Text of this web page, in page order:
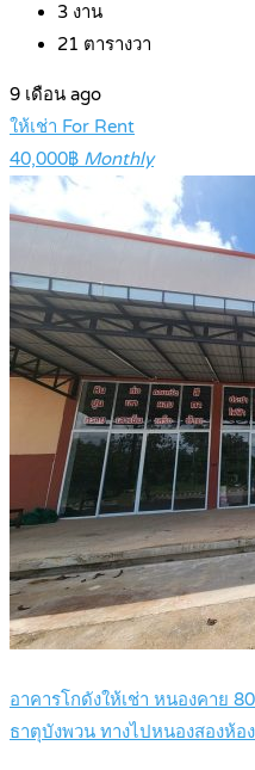
3 งาน
21 ตารางวา
9 เดือน ago
ให้เช่า For Rent
40,000฿ Monthly
อาคารโกดังให้เช่า หนองคาย
ธาตุบังพวน ทางไปหนองสองห้